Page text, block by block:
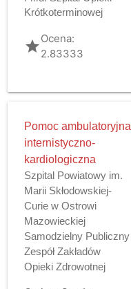
Krótkoterminowej
gradeOcena:
2.83333
Pomoc ambulatoryjna
internistyczno-
kardiologiczna
Szpital Powiatowy im.
Marii Skłodowskiej-
Curie w Ostrowi
Mazowieckiej
Samodzielny Publiczny
Zespół Zakładów
Opieki Zdrowotnej